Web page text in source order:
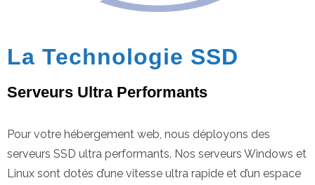
La Technologie SSD
Serveurs Ultra Performants
Pour votre hébergement web, nous déployons des
serveurs SSD ultra performants. Nos serveurs Windows et
Linux sont dotés d’une vitesse ultra rapide et d’un espace